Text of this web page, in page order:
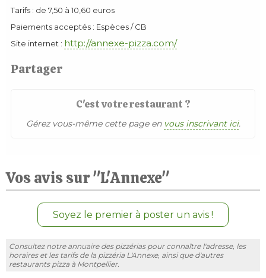
Tarifs : de 7,50 à 10,60 euros
Paiements acceptés : Espèces / CB
Site internet : http://annexe-pizza.com/
Partager
C'est votre restaurant ?
Gérez vous-même cette page en vous inscrivant ici.
Vos avis sur "L'Annexe"
Soyez le premier à poster un avis !
Consultez notre annuaire des pizzérias pour connaître l'adresse, les
horaires et les tarifs de la pizzéria L'Annexe, ainsi que d'autres
restaurants pizza à Montpellier.